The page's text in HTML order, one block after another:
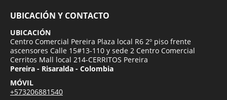
UBICACIÓN Y CONTACTO
UBICACIÓN
Centro Comercial Pereira Plaza local R6 2º piso frente
ascensores Calle 15#13-110 y sede 2 Centro Comercial
Cerritos Mall local 214-CERRITOS Pereira
Pereira - Risaralda - Colombia
MÓVIL
+573206881540